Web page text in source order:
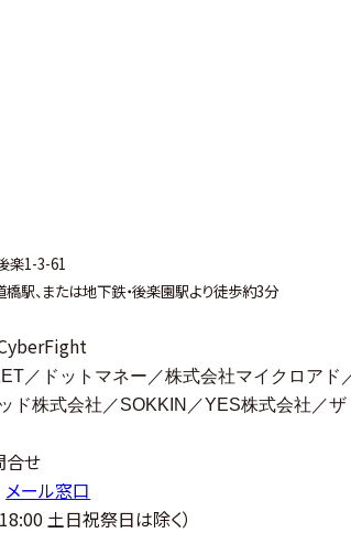
1-3-61
駅、または地下鉄・後楽園駅より徒歩約3分
／ドットマネー／株式会社マイクロアド
ド株式会社／SOKKIN ／YES株式会社／ザ
合せ
メール窓口
18:00土日祝祭日は除く）